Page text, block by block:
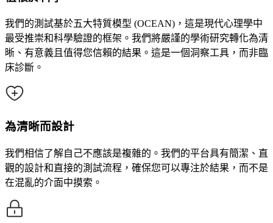
我們的測試基於五大特質模型 (OCEAN)，這是現代心理學中
最受推崇和科學驗證的框架。我們將嚴謹的學術研究轉化為清
晰、有意義且值得您信賴的結果。這是一個洞察工具，而非臨
床診斷。
為清晰而設計
我們相信了解自己不應該是複雜的。我們的平台具有簡潔、直
觀的設計和直接的測試流程，確保您可以專注於結果，而不是
在混亂的介面中摸索。